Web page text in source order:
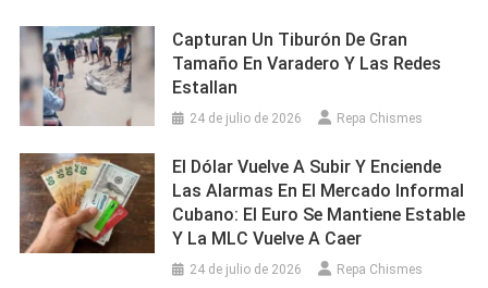
Capturan Un Tiburón De Gran
Tamaño En Varadero Y Las Redes
Estallan
24 de julio de 2026 Repa Chismes
El Dólar Vuelve A Subir Y Enciende
Las Alarmas En El Mercado Informal
Cubano: El Euro Se Mantiene Estable
Y La MLC Vuelve A Caer
24 de julio de 2026 Repa Chismes